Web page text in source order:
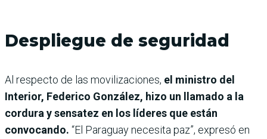
Despliegue de seguridad
Al respecto de las movilizaciones, el ministro del
Interior, Federico González, hizo un llamado a la
cordura y sensatez en los líderes que están
convocando. “El Paraguay necesita paz”, expresó en